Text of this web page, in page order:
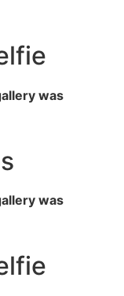
was
was